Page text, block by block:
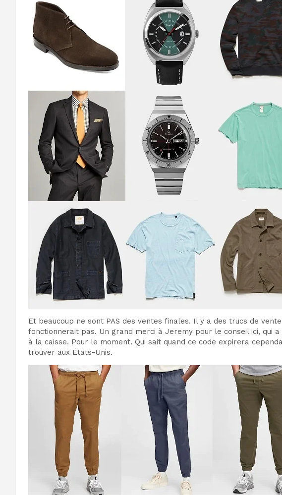
Et beaucoup ne sont PAS des ventes finales. Il y a des trucs de
fonctionnerait pas. Un grand merci à Jeremy pour le conseil ici, qui
à la caisse. Pour le moment. Qui sait quand ce code expirera
trouver aux États-Unis.